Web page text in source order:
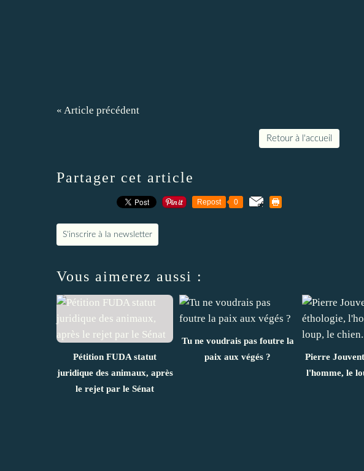
« Article précédent
Retour à l'accueil
Partager cet article
Repost 0
S'inscrire à la newsletter
Vous aimerez aussi :
Pétition FUDA statut
juridique des animaux, après
le rejet par le Sénat
Tu ne voudrais pas foutre la
paix aux végés ?
Pierre
l'homme, le